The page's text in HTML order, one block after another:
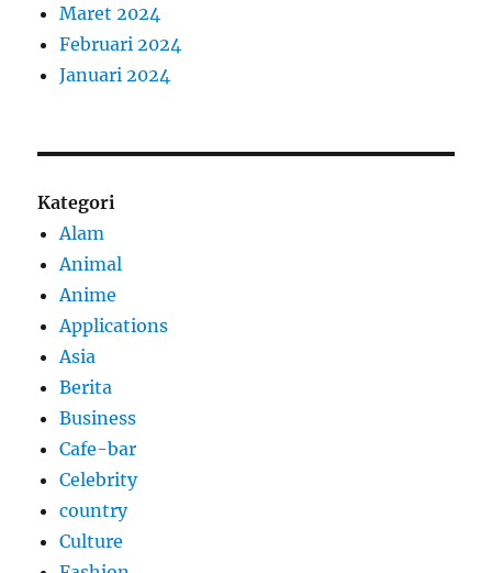
Maret 2024
Februari 2024
Januari 2024
Kategori
Alam
Animal
Anime
Applications
Asia
Berita
Business
Cafe-bar
Celebrity
country
Culture